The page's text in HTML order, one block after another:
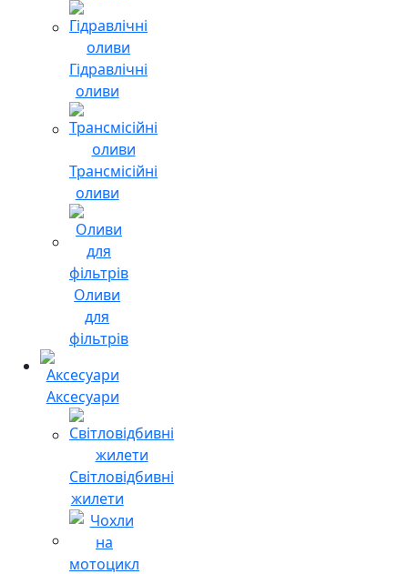
Гідравлічні
оливи
Трансмісійні
оливи
Оливи
для
фільтрів
Аксесуари
Світловідбивні
жилети